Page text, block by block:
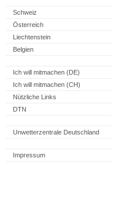
Schweiz
Österreich
Liechtenstein
Belgien
Ich will mitmachen (DE)
Ich will mitmachen (CH)
Nützliche Links
DTN
Unwetterzentrale Deutschland
Impressum